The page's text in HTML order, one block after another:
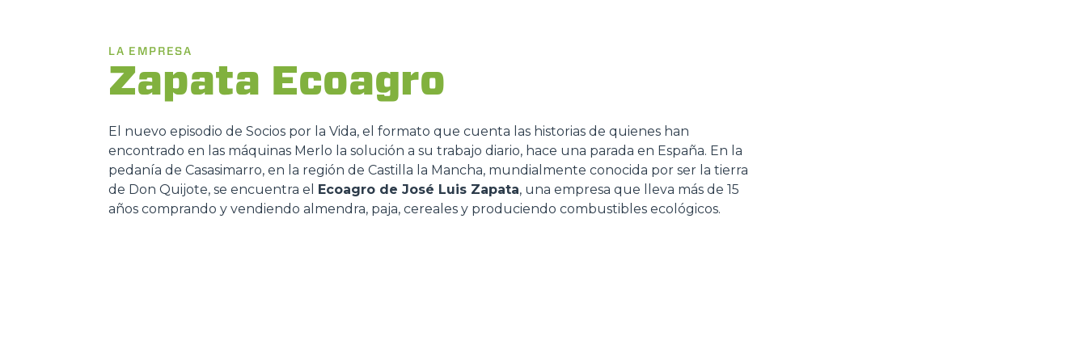
ACCESSORIOS MUESTRA TODOS
HORCAS
LA EMPRESA
Zapata Ecoagro
El nuevo episodio de Socios por la Vida, el formato que cuenta las historias de quienes han
encontrado en las máquinas Merlo la solución a su trabajo diario, hace una parada en España. En la
pedanía de Casasimarro, en la región de Castilla la Mancha, mundialmente conocida por ser la tierra
de Don Quijote, se encuentra el Ecoagro de José Luis Zapata, una empresa que lleva más de 15
años comprando y vendiendo almendra, paja, cereales y produciendo combustibles ecológicos.